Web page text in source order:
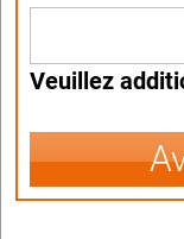
Veuillez